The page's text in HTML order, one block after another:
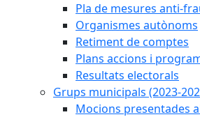
Pla de mesures anti-
Organismes autònoms
Retiment de comptes
Plans accions i
Resultats electorals
Grups municipals (2023-
Mocions presentades